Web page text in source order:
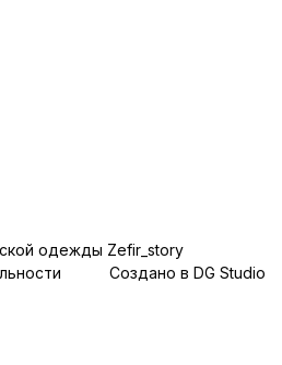
одежды Zefir_story
Создано в DG Studio